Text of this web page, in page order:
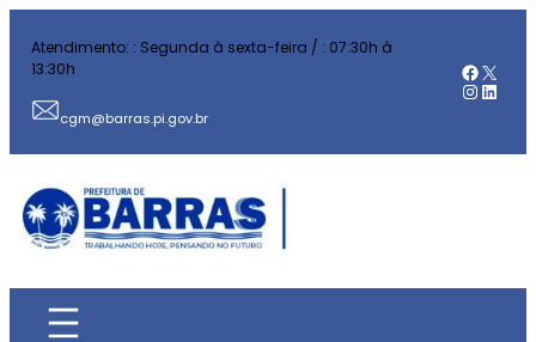
para
conteúdo
Atendimento: : Segunda à sexta-feira / : 07:30h à
13:30h
cgm@barras.pi.gov.br
X